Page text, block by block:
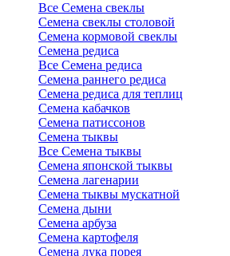
Все Семена свеклы
Семена свеклы столовой
Семена кормовой свеклы
Семена редиса
Все Семена редиса
Семена раннего редиса
Семена редиса для теплиц
Семена кабачков
Семена патиссонов
Семена тыквы
Все Семена тыквы
Семена японской тыквы
Семена лагенарии
Семена тыквы мускатной
Семена дыни
Семена арбуза
Семена картофеля
Семена лука порея